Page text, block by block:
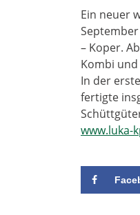
Ein neuer
– Koper.
Kombi
In der
fertigte
www.luka-